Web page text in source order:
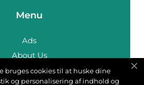
Menu
Ads
About Us
Cookies
bruges cookies til at huske dine
og personalisering af indhold og